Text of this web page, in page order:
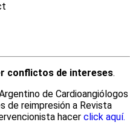
conflictos de intereses.
de Cardioangiólogos
de reimpresión a Revista
hacer click aquí.